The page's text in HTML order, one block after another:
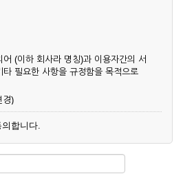
(이하 회사라 명칭)과 이용자간의 서
필요한 사항을 규정함을 목적으로
경)
사유가 발생할 경우 온라인 공사를
.
의하지 않을 경우 서비스 이용을 중
수 있습니다. 약관의 효력 발생일 이
의합니다.